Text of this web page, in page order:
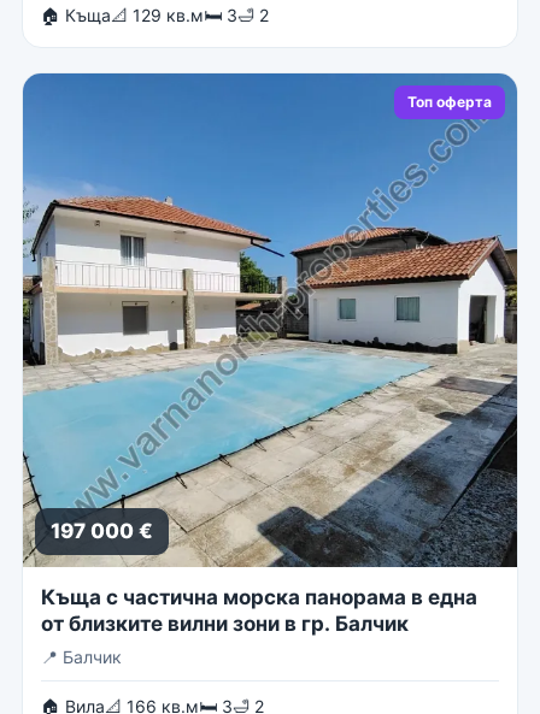
🏠 Къща📐 129 кв.м🛏 3🛁 2
Топ оферта
197 000 €
Къща с частична морска панорама в една
от близките вилни зони в гр. Балчик
📍 Балчик
🏠 Вила📐 166 кв.м🛏 3🛁 2